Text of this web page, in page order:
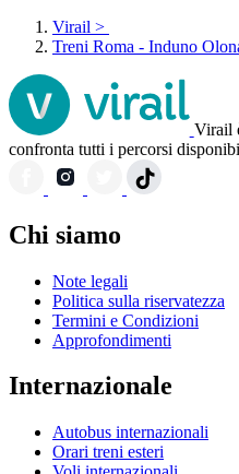
Virail >
Treni Roma - Induno
Virail
confronta tutti i percorsi
Chi siamo
Note legali
Politica sulla riservatezza
Termini e Condizioni
Approfondimenti
Internazionale
Autobus internazionali
Orari treni esteri